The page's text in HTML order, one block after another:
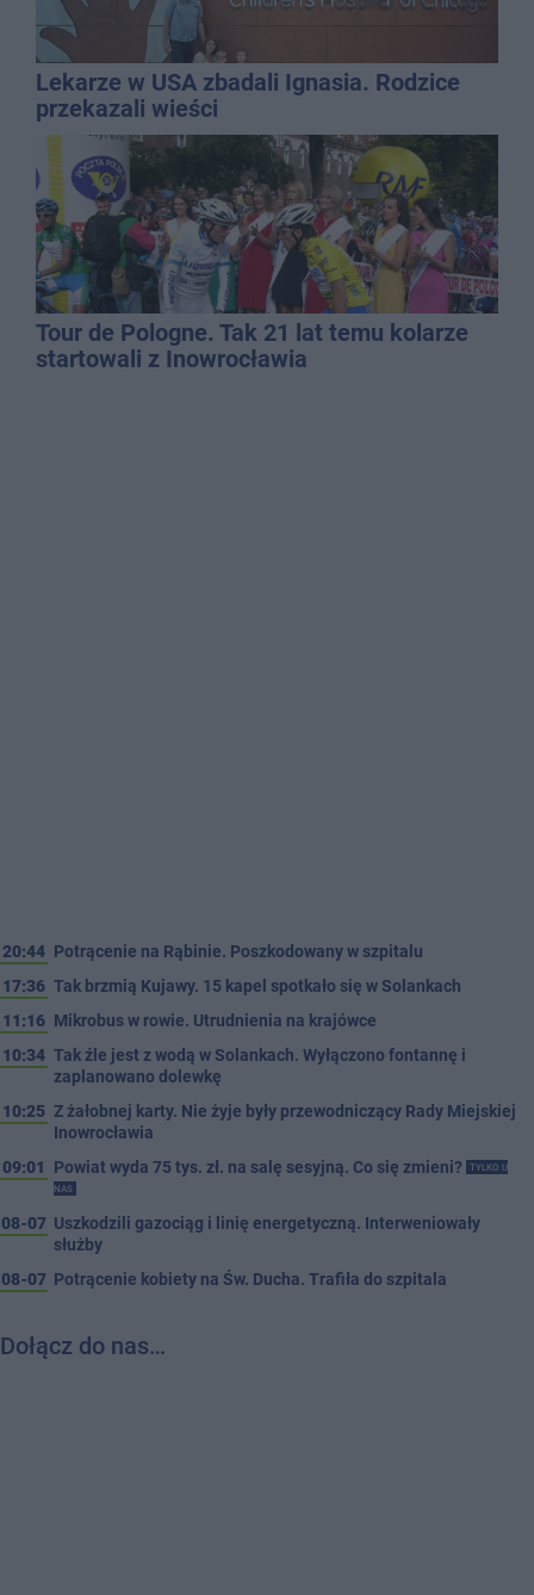
Lekarze w USA zbadali Ignasia. Rodzice
przekazali wieści
Tour de Pologne. Tak 21 lat temu kolarze
startowali z Inowrocławia
20:44 Potrącenie na Rąbinie. Poszkodowany w szpitalu
17:36 Tak brzmią Kujawy. 15 kapel spotkało się w Solankach
11:16 Mikrobus w rowie. Utrudnienia na krajówce
10:34 Tak źle jest z wodą w Solankach. Wyłączono fontannę i
zaplanowano dolewkę
10:25 Z żałobnej karty. Nie żyje były przewodniczący Rady Miejskiej
Inowrocławia
09:01
Powiat wyda 75 tys. zł. na salę sesyjną. Co się zmieni?
TYLKO U
NAS
08-07 Uszkodzili gazociąg i linię energetyczną. Interweniowały
służby
08-07 Potrącenie kobiety na Św. Ducha. Trafiła do szpitala
Dołącz do nas…